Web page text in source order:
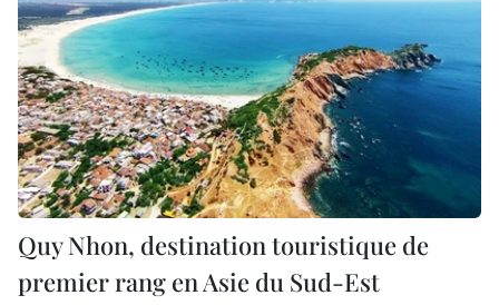
Quy Nhon, destination touristique de
premier rang en Asie du Sud-Est